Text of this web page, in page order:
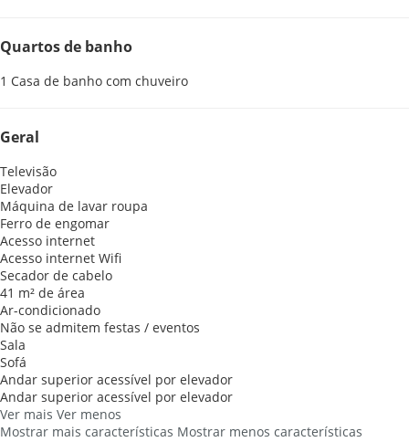
Quartos de banho
1 Casa de banho com chuveiro
Geral
Televisão
Elevador
Máquina de lavar roupa
Ferro de engomar
Acesso internet
Acesso internet Wifi
Secador de cabelo
41 m² de área
Ar-condicionado
Não se admitem festas / eventos
Sala
Sofá
Andar superior acessível por elevador
Andar superior acessível por elevador
Ver mais Ver menos
Mostrar mais características Mostrar menos características